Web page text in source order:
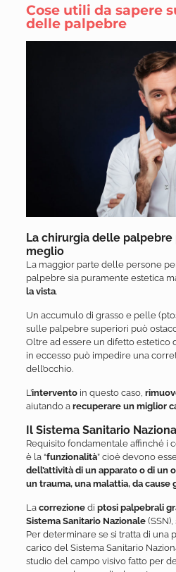
Cose utili da sapere
delle palpebre
La chirurgia delle
meglio
La maggior parte delle persone
palpebre sia puramente estetica
la vista.
Un accumulo di grasso e pelle
sulle palpebre superiori può
Oltre ad essere un difetto estetico
in eccesso può impedire una
dell’occhio.
L’interventoin questo caso,
aiutando a recuperare un miglior
Il Sistema Sanitario
Requisito fondamentale affinché i
è la “funzionalità” cioè devono
dell’attività di un apparato o di un
un trauma, una malattia, da cause
La correzionedi ptosi palpebrali
Sistema Sanitario Nazionale(SSN),
Per determinare se si tratta di una
carico del Sistema Sanitario
studio del campo visivo fatto per